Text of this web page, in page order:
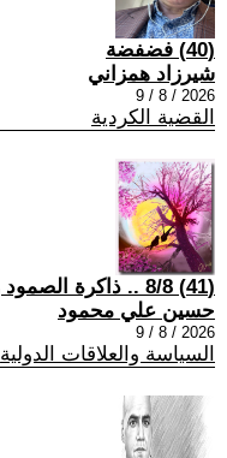
(40) فضفضة
شيرزاد همزاني
2026 / 8 / 9
القضية الكردية
(41) 8/8 .. ذاكرة الصمود ومعنى الانتصار
حسين علي محمود
2026 / 8 / 9
السياسة والعلاقات الدولية